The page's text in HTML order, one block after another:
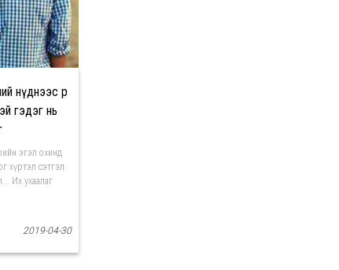
нүднээс өөр
гэдэг нь
эгэл охинд
хүртэл сэтгэл
Их ухаалаг
2019-04-30